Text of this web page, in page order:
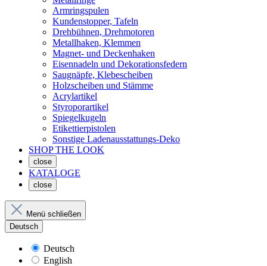
Armringspulen
Kundenstopper, Tafeln
Drehbühnen, Drehmotoren
Metallhaken, Klemmen
Magnet- und Deckenhaken
Eisennadeln und Dekorationsfedern
Saugnäpfe, Klebescheiben
Holzscheiben und Stämme
Acrylartikel
Styroporartikel
Spiegelkugeln
Etikettierpistolen
Sonstige Ladenausstattungs-Deko
SHOP THE LOOK
close
KATALOGE
close
Menü schließen
Deutsch
Deutsch
English